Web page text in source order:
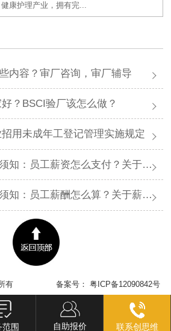
健康护理产业，拥有完...
内容？审厂咨询，审厂辅导
？BSCI验厂该怎么做？
用未成年工登记管理实施规定
薪资怎么支付？关于薪资支付有哪些规定呢？
工薪酬怎么算？关于薪酬有哪些规定呢？​
备案号：粤ICP备12090842号
有
范围 自助报价 联系创思维